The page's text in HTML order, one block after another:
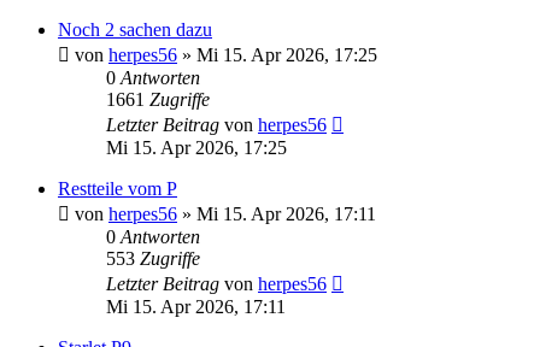
Noch 2 sachen dazu
von herpes56 » Mi 15. Apr 2026, 17:25
0 Antworten
1661 Zugriffe
Letzter Beitrag von herpes56
Mi 15. Apr 2026, 17:25
Restteile vom P
von herpes56 » Mi 15. Apr 2026, 17:11
0 Antworten
553 Zugriffe
Letzter Beitrag von herpes56
Mi 15. Apr 2026, 17:11